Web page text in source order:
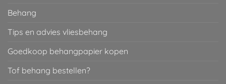
Behang
Tips en advies vliesbehang
Goedkoop behangpapier kopen
Tof behang bestellen?